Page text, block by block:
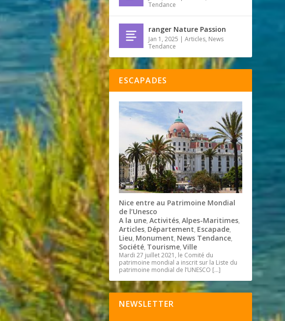
Tendance
ranger Nature Passion
Jan 1, 2025 |Articles, News
Tendance
ESCAPADES
Nice entre au Patrimoine Mondial
de l’Unesco
A la une,Activités,Alpes-Maritimes,
Articles, Département, Escapade,
Lieu, Monument, News Tendance,
Société, Tourisme,Ville
Mardi 27 juillet 2021, le Comité du
patrimoine mondial a inscrit sur la Liste du
patrimoine mondial de l’UNESCO […]
NEWSLETTER